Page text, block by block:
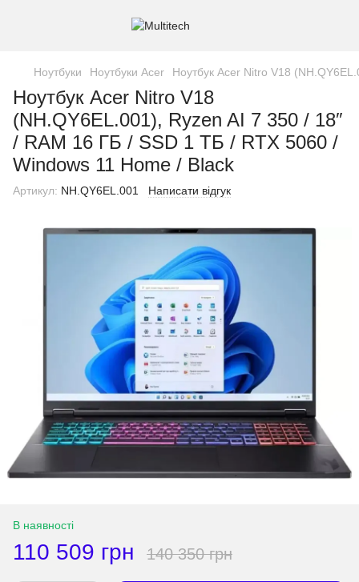
Ноутбуки Ноутбуки Acer Ноутбук Acer Nitro V18
Ноутбук Acer Nitro V18
(NH.QY6EL.001), Ryzen AI 7 350 / 18″
/ RAM 16 ГБ / SSD 1 ТБ / RTX 5060 /
Windows 11 Home / Black
Артикул: NH.QY6EL.001 Написати відгук
В наявності
110 509 грн 140 350 грн